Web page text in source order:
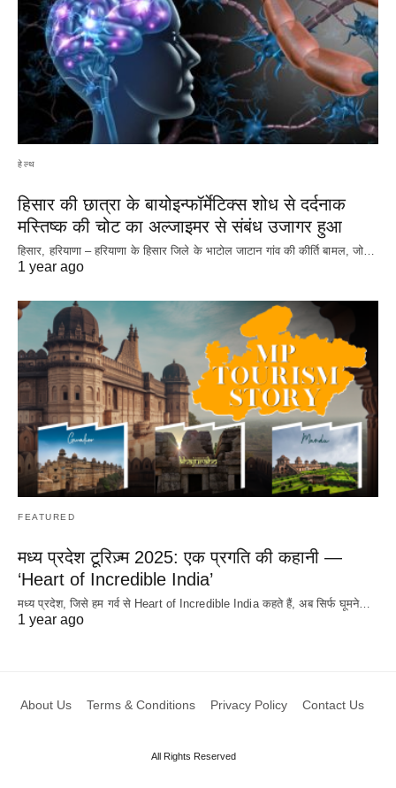
हेल्थ
हिसार की छात्रा के बायोइन्फॉर्मेटिक्स शोध से दर्दनाक
मस्तिष्क की चोट का अल्जाइमर से संबंध उजागर हुआ
हिसार, हरियाणा – हरियाणा के हिसार जिले के भाटोल जाटान गांव की कीर्ति बामल, जो…
1 year ago
FEATURED
मध्य प्रदेश टूरिज़्म 2025: एक प्रगति की कहानी —
‘Heart of Incredible India’
मध्य प्रदेश, जिसे हम गर्व से Heart of Incredible India कहते हैं, अब सिर्फ घूमने…
1 year ago
About Us Terms & Conditions Privacy Policy Contact Us
All Rights Reserved